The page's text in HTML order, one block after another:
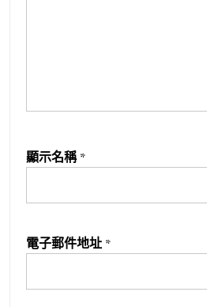
顯示名稱 *
電子郵件地址 *